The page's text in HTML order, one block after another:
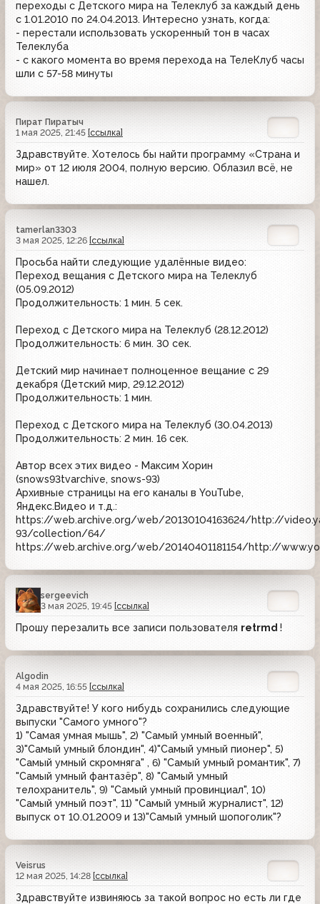
переходы с Детского мира на Телеклуб за каждый день
с 1.01.2010 по 24.04.2013. Интересно узнать, когда:
- перестали использовать ускоренный тон в часах
Телеклуба
- с какого момента во время перехода на ТелеКлуб часы
шли с 57-58 минуты
Пират Пиратыч
1 мая 2025, 21:45 [ссылка]
Здравствуйте. Хотелось бы найти программу «Страна и
мир» от 12 июля 2004, полную версию. Облазил всё, не
нашел.
tamerlan3303
3 мая 2025, 12:26 [ссылка]
Просьба найти следующие удалённые видео:
Переход вещания с Детского мира на Телеклуб
(05.09.2012)
Продолжительность: 1 мин. 5 сек.
Переход с Детского мира на Телеклуб (28.12.2012)
Продолжительность: 6 мин. 30 сек.
Детский мир начинает полноценное вещание с 29
декабря (Детский мир, 29.12.2012)
Продолжительность: 1 мин.
Переход с Детского мира на Телеклуб (30.04.2013)
Продолжительность: 2 мин. 16 сек.
Автор всех этих видео - Максим Хорин
(snows93tvarchive, snows-93)
Архивные страницы на его каналы в YouTube,
Яндекс.Видео и т.д.:
https://web.archive.org/web/20130104163624/http://
93/collection/64/
https://web.archive.org/web/20140401181154/http://
sergeevich
3 мая 2025, 19:45 [ссылка]
Прошу перезалить все записи пользователя retrmd !
Algodin
4 мая 2025, 16:55 [ссылка]
Здравствуйте! У кого нибудь сохранились следующие
выпуски "Самого умного"?
1) "Самая умная мышь", 2) "Самый умный военный",
3)"Самый умный блондин", 4)"Самый умный пионер", 5)
"Самый умный скромняга" , 6) "Самый умный романтик", 7)
"Самый умный фантазёр", 8) "Самый умный
телохранитель", 9) "Самый умный провинциал", 10)
"Самый умный поэт", 11) "Самый умный журналист", 12)
выпуск от 10.01.2009 и 13)"Самый умный шопоголик"?
Veisrus
12 мая 2025, 14:28 [ссылка]
Здравствуйте извиняюсь за такой вопрос но есть ли где